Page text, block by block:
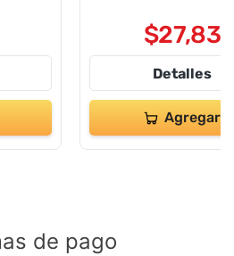
$27,83
Detalles
Agregar
de pago